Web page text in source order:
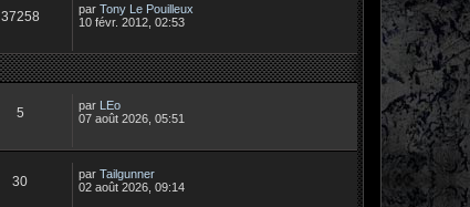
37258 par Tony Le Pouilleux
10 févr. 2012, 02:53
5 par LEo
07 août 2026, 05:51
30 par Tailgunner
02 août 2026, 09:14